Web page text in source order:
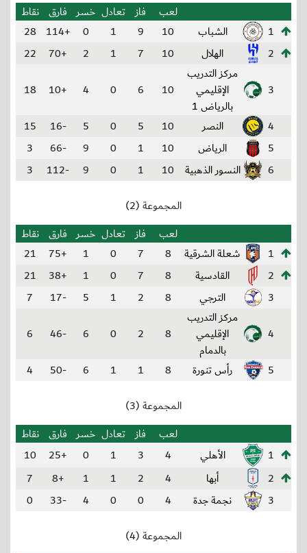
لعب
فاز تعادل خسر فارق نقاط
1
الشباب 10
9
1
0
+114
28
2
الهلال 10
7
1
2
+70
22
3
مركز التدريب
الإقليمي
بالرياض 1
10
6
0
4
+10
18
4 النصر 10
5
0
5
-16
15
5
الرياض 10
1
0
9
-66
3
6
النسور الذهبية 10
1
0
9
-112
3
المجموعة (2)
لعب
فاز تعادل خسر فارق نقاط
1
شعلة الشرقية 8
7
0
1
+75
21
2
القادسية 8
7
0
1
+38
21
3
الترجي 8
2
1
5
-17
7
4
مركز التدريب
الإقليمي
بالدمام
8
2
0
6
-46
6
5 رأس تنورة 8
1
1
6
-50
4
المجموعة (3)
لعب
فاز تعادل خسر فارق نقاط
1
الأهلي 4
3
1
0
+25
10
2
أبها 4
2
1
1
+8
7
3
نجمة جدة 4
0
0
4
-33
0
المجموعة (4)